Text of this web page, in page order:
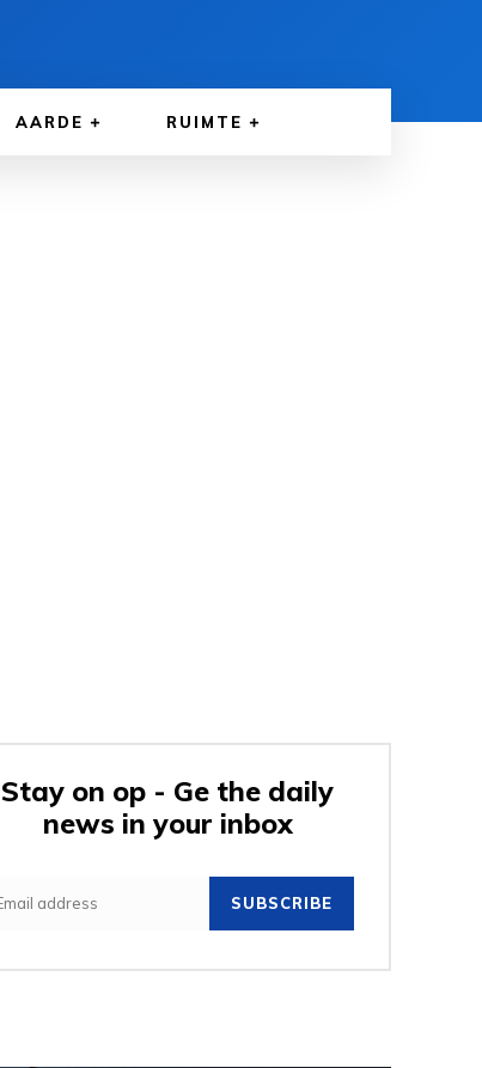
AARDE RUIMTE
Stay on op - Ge the daily
news in your inbox
SUBSCRIBE